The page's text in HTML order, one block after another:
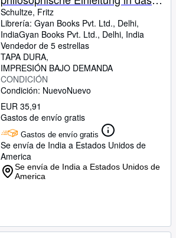
Studium der Natur und ihrer
Wissenschaften. 2 1882 [Leather
Bound]
Schultze, Fritz
Librería: Gyan Books Pvt. Ltd., Delhi,
IndiaGyan Books Pvt. Ltd., Delhi, India
Vendedor de 5 estrellas
TAPA DURA
IMPRESIÓN BAJO DEMANDA
CONDICIÓN
Condición: NuevoNuevo
EUR 35,91
Gastos de envío gratis
Gastos de envío gratis
Se envía de India a Estados Unidos de
America
Se envía de India a Estados Unidos de
America